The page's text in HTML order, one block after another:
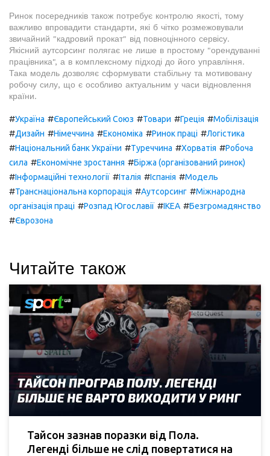
Ринок посередників також потребує контролю якості, тому
важливо впровадити стандарти, які б чітко розмежовували
звичайний "кадровий прокат" від повноцінного сервісу.
Якісний аутсорсинг полягає не лише в простому "орендуванні
працівника", а в комплексному підході до його управління.
Така модель дозволяє сформувати стабільну та мотивовану
робочу силу, що є особливо актуальним у часи відновлення
країни.
#Україна #Європейський Союз #Товари #Греція #Мобілізація
#Дизайн #Німеччина #Економіка #Ринок праці #Логістика
#Національний банк України #Туреччина #Хорватія #Робоча
сила #Економічне зростання #Біржа (організований ринок)
#Інформаційні технології #Італія #Іспанія #Модель
#Транснаціональна корпорація #Аутсорсинг #Міжнародна
організація праці #Розпад Югославії #ІКЕА #Безгромадянство
#Єврозона
Читайте також
Тайсон зазнав поразки від Пола.
Легенді більше не слід повертатися на